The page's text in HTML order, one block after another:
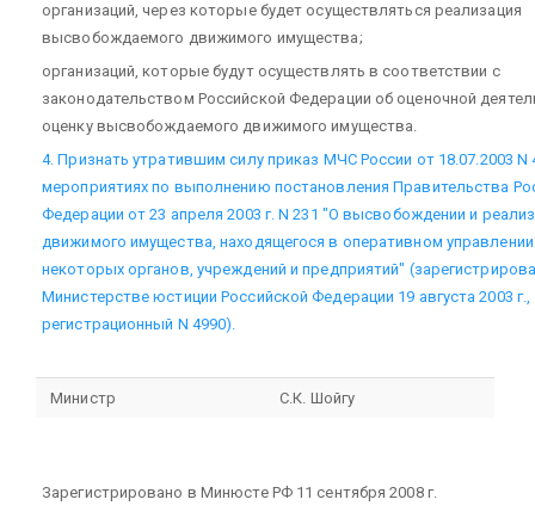
организаций, через которые будет осуществляться реализация
высвобождаемого движимого имущества;
организаций, которые будут осуществлять в соответствии с
законодательством Российской Федерации об оценочной
оценку высвобождаемого движимого имущества.
4. Признать утратившим силу приказ МЧС России от 18.07.2003 N
мероприятиях по выполнению постановления Правительства
Федерации от 23 апреля 2003 г. N 231 "О высвобождении и
движимого имущества, находящегося в оперативном управлении
некоторых органов, учреждений и предприятий"
Министерстве юстиции Российской Федерации 19 августа 2003 г.,
регистрационный N 4990).
Министр С.К. Шойгу
Зарегистрировано в Минюсте РФ 11 сентября 2008 г.